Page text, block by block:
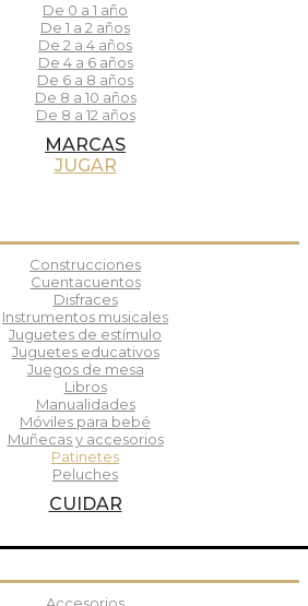
De 0 a 1 año
De 1 a 2 años
De 2 a 4 años
De 4 a 6 años
De 6 a 8 años
De 8 a 10 años
De 8 a 12 años
MARCAS
JUGAR
Construcciones
Cuentacuentos
Disfraces
Instrumentos musicales
Juguetes de estímulo
Juguetes educativos
Juegos de mesa
Libros
Manualidades
Móviles para bebé
Muñecas y accesorios
Patinetes
Peluches
CUIDAR